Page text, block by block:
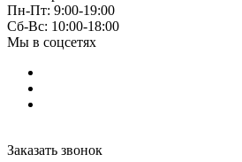
Пн-Пт: 9:00-19:00
Cб-Вс: 10:00-18:00
Мы в соцсетях
Заказать звонок